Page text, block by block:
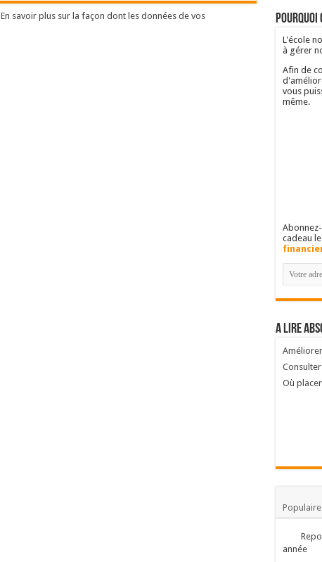
En savoir plus sur la façon dont les données de vos
Pourquoi
L'école
à gérer
Afin de
vous
même.
cadeau le
A lire
Où
année